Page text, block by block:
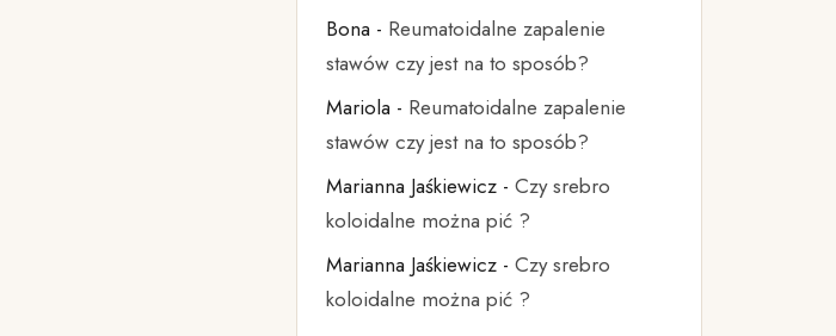
Bona - Reumatoidalne zapalenie
stawów czy jest na to sposób?
Mariola - Reumatoidalne zapalenie
stawów czy jest na to sposób?
Marianna Jaśkiewicz - Czy srebro
koloidalne można pić ?
Marianna Jaśkiewicz - Czy srebro
koloidalne można pić ?